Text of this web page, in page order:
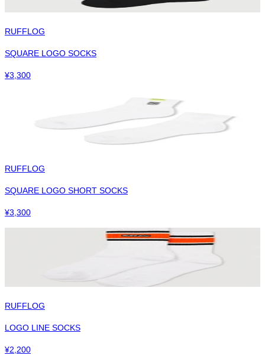
RUFFLOG
SQUARE LOGO SOCKS
¥3,300
RUFFLOG
SQUARE LOGO SHORT SOCKS
¥3,300
RUFFLOG
LOGO LINE SOCKS
¥2,200